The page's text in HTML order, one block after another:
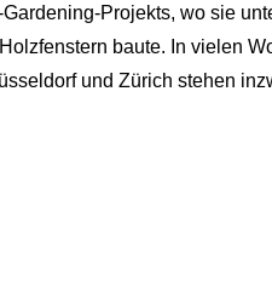
Projekts, wo sie
baute. In vielen
und Zürich stehen